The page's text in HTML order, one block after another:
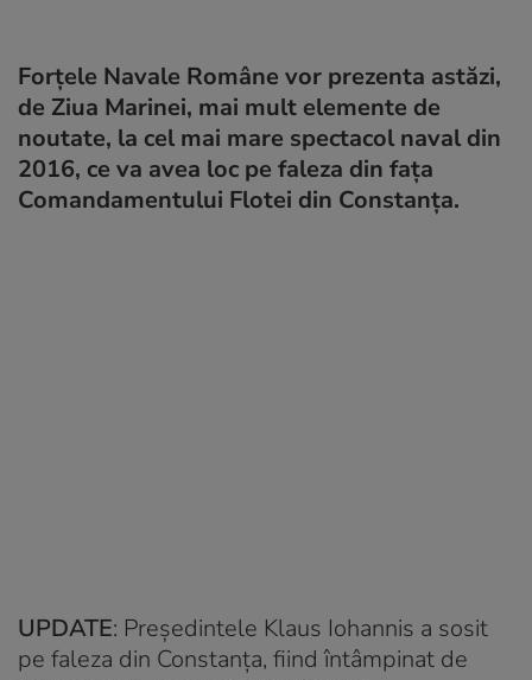
Forțele Navale Române vor prezenta astăzi,
de Ziua Marinei, mai mult elemente de
noutate, la cel mai mare spectacol naval din
2016, ce va avea loc pe faleza din fața
Comandamentului Flotei din Constanța.
UPDATE: Președintele Klaus Iohannis a sosit
pe faleza din Constanța, fiind întâmpinat de